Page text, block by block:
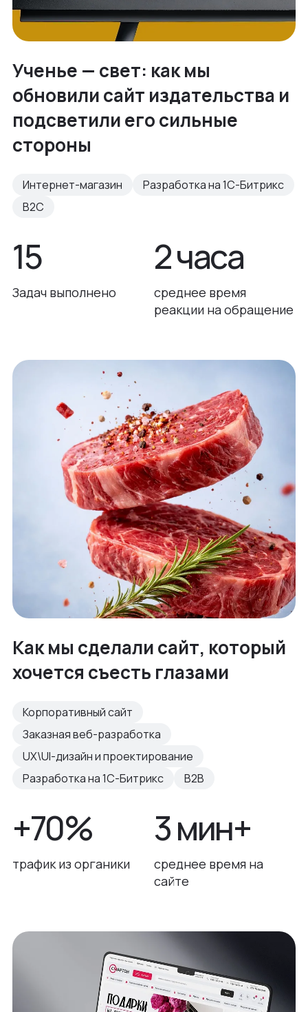
Ученье — свет: как мы
обновили сайт издательства и
подсветили его сильные
стороны
Интернет-магазин
Разработка на 1С-Битрикс
B2C
15
Задач выполнено
2 часа
среднее время
реакции на обращение
Как мы сделали сайт, который
хочется съесть глазами
Корпоративный сайт
Заказная веб-разработка
UX\UI-дизайн и проектирование
Разработка на 1С-Битрикс
B2B
+70%
трафик из органики
3 мин+
среднее время на
сайте